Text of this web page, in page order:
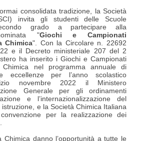
consolidata tradizione, la Società
invita gli studenti delle Scuole
grado a partecipare alla
"Giochi e Campionati
Chimica". Con la Circolare n. 22692
e il Decreto ministeriale 207 del 2
ha inserito i Giochi e Campionati
Chimica nel programma annuale di
eccellenze per l’anno scolastico
novembre 2022 il Ministero
Generale per gli ordinamenti
e l’internazionalizzazione del
e la Società Chimica Italiana
per la realizzazione dei
Chimica danno l’opportunità a tutte le